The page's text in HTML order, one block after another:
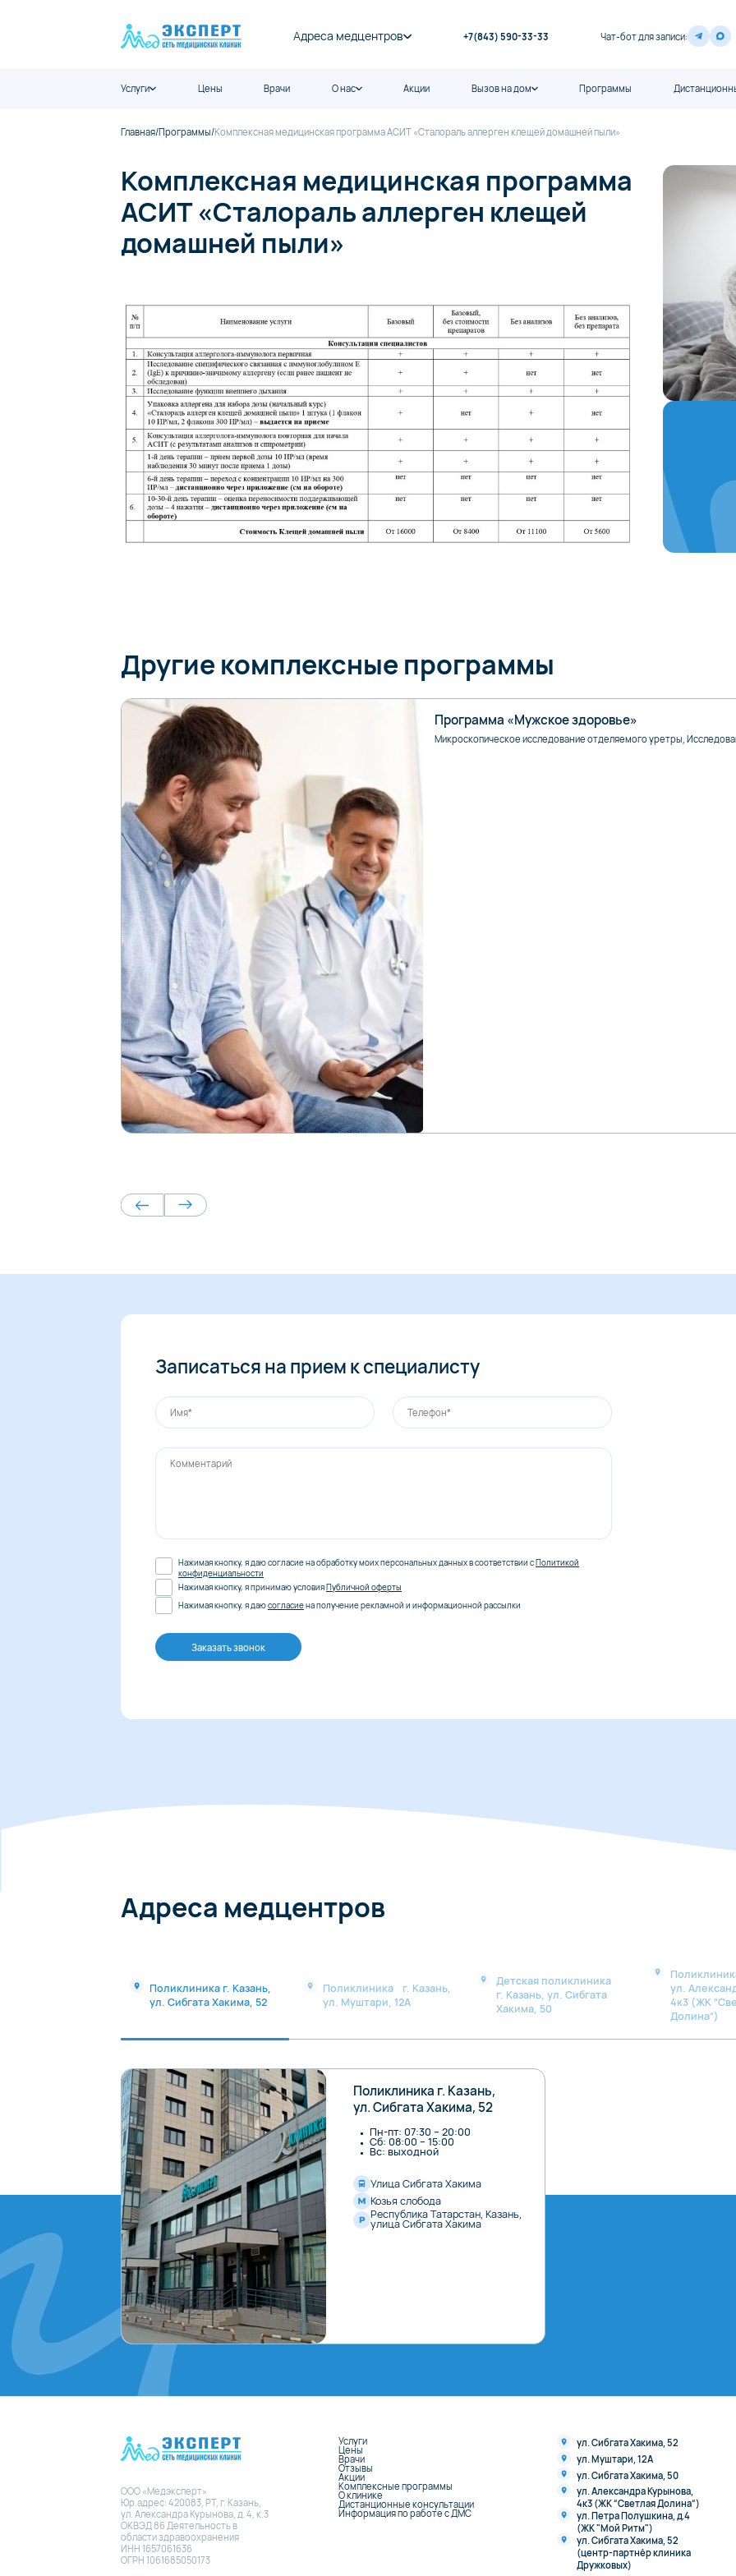
Адреса медцентров +7(843) 590-33-33 Чат-бот для записи:
Услуги Цены Врачи О нас Акции Вызов на дом Программы
Главная/Программы/Комплексная медицинская программа АСИТ «Сталораль аллерген клещей домашней пыли»
Комплексная медицинская программа
АСИТ «Сталораль аллерген клещей
домашней пыли»
Другие комплексные программы
Программа «Мужское здоровье»
Микроскопическое исследование отделяемого уретры,
Записаться на прием к специалисту
Нажимая кнопку, я даю согласие на обработку моих персональных данных в соответствии сПолитикой
конфиденциальности
Нажимая кнопку, я принимаю условияПубличной оферты
Нажимая кнопку, я даюсогласиена получение рекламной и информационной рассылки
Заказать звонок
Адреса медцентров
Поликлиника г. Казань,
ул. Сибгата Хакима, 52
Поликлиника г. Казань,
ул. Муштари, 12А
Детская поликлиника
г. Казань, ул. Сибгата
Хакима, 50
ул.
4к3 (ЖК
Долина“)
Поликлиника г. Казань,
ул. Сибгата Хакима, 52
Пн-пт: 07:30 – 20:00
Сб: 08:00 – 15:00
Вс: выходной
Улица Сибгата Хакима
Козья слобода
Республика Татарстан, Казань,
улица Сибгата Хакима
ООО «Медэксперт»
Юр.адрес: 420083, РТ, г. Казань,
ул. Александра Курынова, д. 4, к.3
ОКВЭД 86 Деятельность в
области здравоохранения
ИНН 1657061636
ОГРН 1061685050173
Услуги
Цены
Врачи
Отзывы
Акции
Комплексные программы
О клинике
Дистанционные консультации
Информация по работе с ДМС
ул. Сибгата Хакима, 52
ул. Муштари, 12А
ул. Сибгата Хакима, 50
ул. Александра Курынова,
4к3 (ЖК “Светлая Долина“)
ул. Петра Полушкина, д.4
(ЖК "Мой Ритм")
ул. Сибгата Хакима, 52
(центр-партнёр клиника
Дружковых)